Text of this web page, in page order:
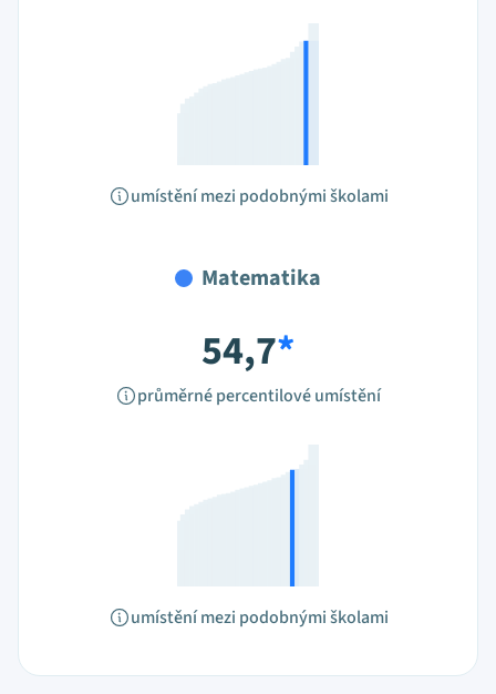
umístění mezi podobnými školami
Matematika
54,7*
průměrné percentilové umístění
umístění mezi podobnými školami